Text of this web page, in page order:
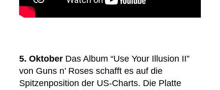
5. Oktober Das Album “Use Your Illusion II”
von Guns n’ Roses schafft es auf die
Spitzenposition der US-Charts. Die Platte